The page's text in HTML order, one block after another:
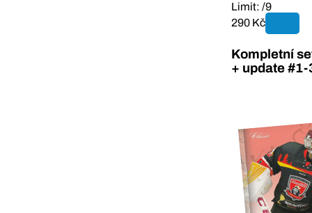
Limit: /9
290 Kč
Kompletní
+ update #1-